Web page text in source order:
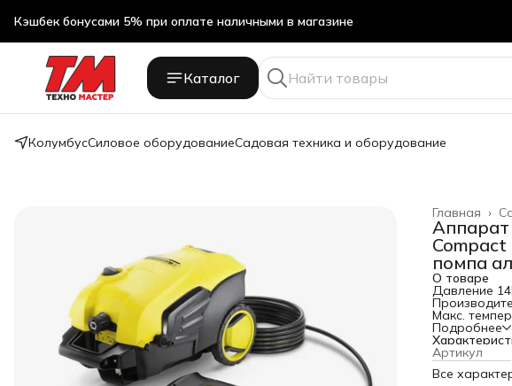
Кэшбек бонусами 5% при оплате наличными в магазине
Кэшбек бонусами 5% при оплате наличными в магазине
Каталог
КолумбусСиловое оборудованиеСадовая техника и оборудование
Главная ›
Аппарат
помпа
О товаре
Давление
Макс.
Напряжение
Вес без
Габариты
Подробнее
Артикул
Все